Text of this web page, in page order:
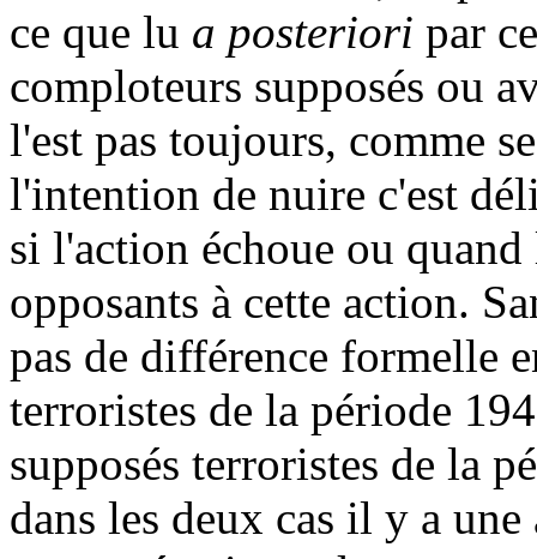
ce que lu a posteriori par
comploteurs supposés ou
l'est pas toujours, comme
l'intention de nuire c'est
si l'action échoue ou
opposants à cette action.
pas de différence formelle
terroristes de la période
supposés terroristes de la
dans les deux cas il y a